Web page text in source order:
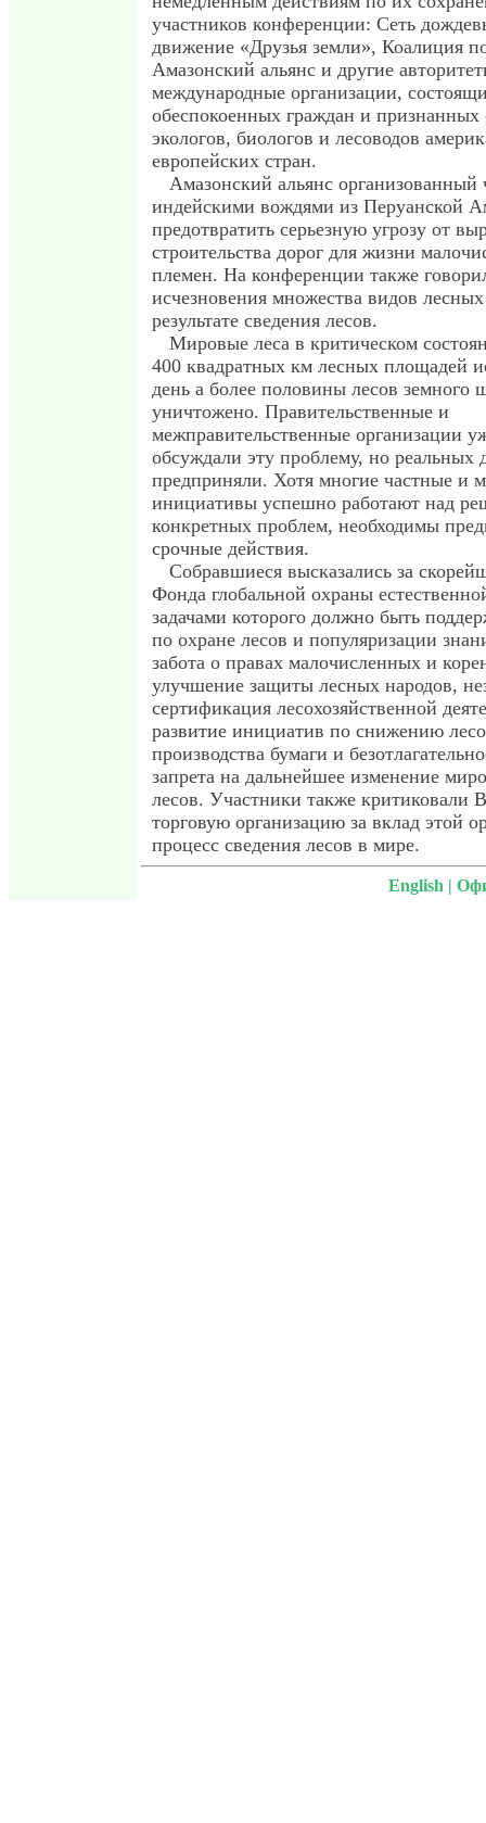
участников конференции: Сеть
движение «Друзья земли», Коалиция
Амазонский альянс и другие
международные организации,
обеспокоенных граждан и признанных
экологов, биологов и лесоводов
европейских стран.
Амазонский альянс организованный
индейскими вождями из Перуанской
предотвратить серьезную угрозу от
строительства дорог для жизни
племен. На конференции также
исчезновения множества видов
результате сведения лесов.
Мировые леса в критическом
400 квадратных км лесных площадей
день а более половины лесов земного
уничтожено. Правительственные и
межправительственные организации
обсуждали эту проблему, но реальных
предприняли. Хотя многие частные и
инициативы успешно работают над
конкретных проблем, необходимы
срочные действия.
Собравшиеся высказались за
Фонда глобальной охраны
задачами которого должно быть
по охране лесов и популяризации
забота о правах малочисленных и
улучшение защиты лесных народов,
сертификация лесохозяйственной
развитие инициатив по снижению
производства бумаги и
запрета на дальнейшее изменение
лесов. Участники также критиковали
торговую организацию за вклад этой
процесс сведения лесов в мире.
English |